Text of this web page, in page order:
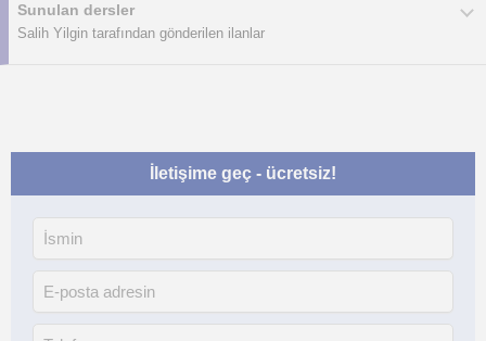
Sunulan dersler
Salih Yilgin tarafından gönderilen ilanlar
İletişime geç - ücretsiz!